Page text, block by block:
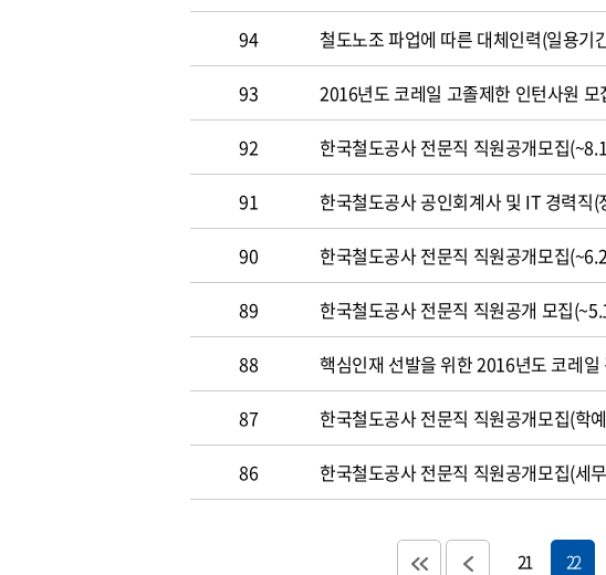
94
철도노조 파업에 따른 대체인력(일용기
93 2016년도 코레일 고졸제한 인턴사원 모
92 한국철도공사 전문직 직원공개모집
91 한국철도공사 공인회계사 및 IT 경력직
90 한국철도공사 전문직 직원공개모집
89 한국철도공사 전문직 직원공개 모집
88 핵심인재 선발을 위한 2016년도 코레
87 한국철도공사 전문직 직원공개모집(학
86 한국철도공사 전문직 직원공개모집(세
21 22